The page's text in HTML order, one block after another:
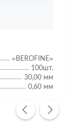
«BEROFINE»
100шт.
30,00 мм
0,60 мм